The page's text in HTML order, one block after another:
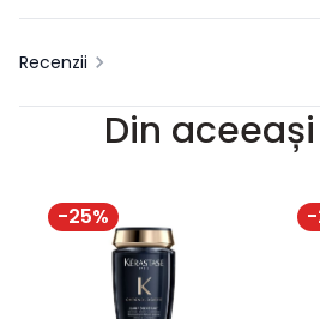
Recenzii
Din
-25% -